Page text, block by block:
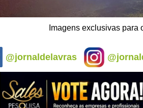
Imagens exclusivas para
@jornaldelavras